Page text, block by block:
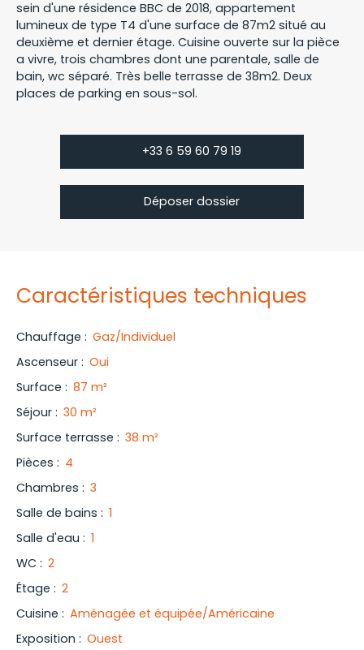
sein d'une résidence BBC de 2018, appartement
lumineux de type T4 d'une surface de 87m2 situé au
deuxième et dernier étage. Cuisine ouverte sur la pièce
a vivre, trois chambres dont une parentale, salle de
bain, wc séparé. Très belle terrasse de 38m2. Deux
places de parking en sous-sol.
+33 6 59 60 79 19
Déposer dossier
Caractéristiques techniques
Chauffage : Gaz/Individuel
Ascenseur : Oui
Surface : 87 m²
Séjour : 30 m²
Surface terrasse : 38 m²
Pièces : 4
Chambres : 3
Salle de bains : 1
Salle d'eau : 1
WC : 2
Étage : 2
Cuisine : Aménagée et équipée/Américaine
Exposition : Ouest